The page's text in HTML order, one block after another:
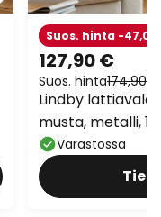
127,90 €
Suos. hinta174,90 €
Suos. hinta -47,00
Lindby
musta, metalli,
Varastossa